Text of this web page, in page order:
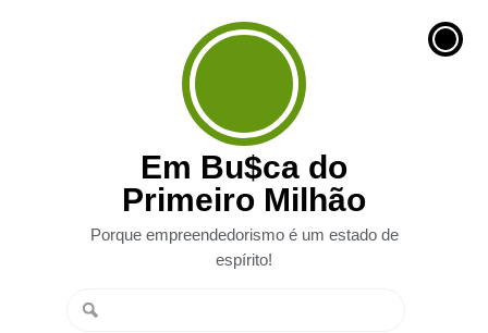
Em Bu$ca do
Primeiro Milhão
Porque empreendedorismo é um estado de
espírito!